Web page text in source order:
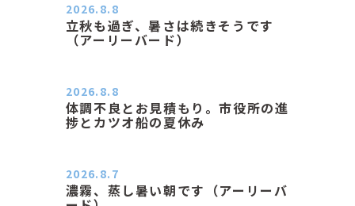
立秋も過ぎ、暑さは続きそうです
（アーリーバード）
2026.8.8
体調不良とお見積もり。市役所の進
捗とカツオ船の夏休み
2026.8.8
濃霧、蒸し暑い朝です（アーリーバ
2026.8.7